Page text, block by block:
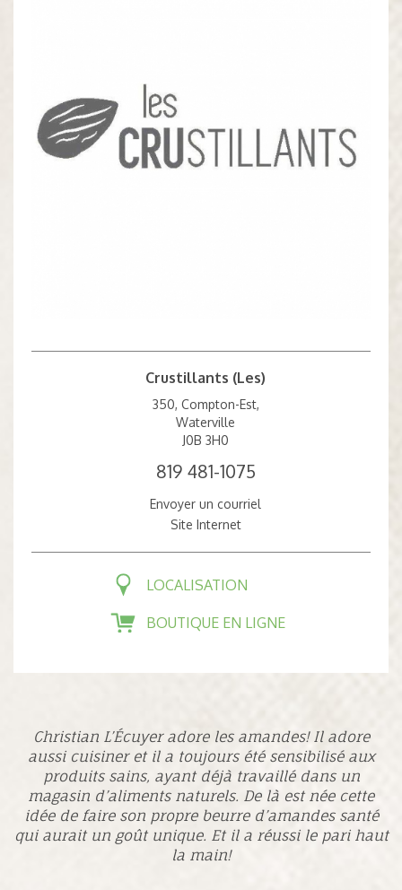
Crustillants (Les)
350, Compton-Est,
Waterville
J0B 3H0
819 481-1075
Envoyer un courriel
Site Internet
LOCALISATION
BOUTIQUE EN LIGNE
Christian L’Écuyer adore les amandes! Il adore
aussi cuisiner et il a toujours été sensibilisé aux
produits sains, ayant déjà travaillé dans un
magasin d’aliments naturels. De là est née cette
idée de faire son propre beurre d’amandes santé
qui aurait un goût unique. Et il a réussi le pari haut
la main!